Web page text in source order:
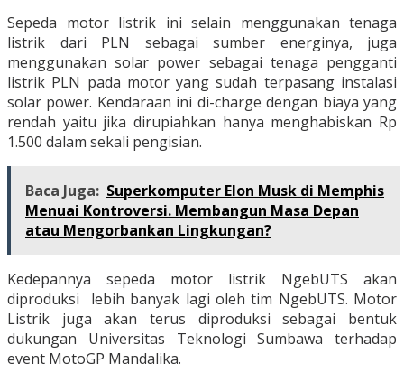
Sepeda motor listrik ini selain menggunakan tenaga
listrik dari PLN sebagai sumber energinya, juga
menggunakan solar power sebagai tenaga pengganti
listrik PLN pada motor yang sudah terpasang instalasi
solar power. Kendaraan ini di-charge dengan biaya yang
rendah yaitu jika dirupiahkan hanya menghabiskan Rp
1.500 dalam sekali pengisian.
Baca Juga: Superkomputer Elon Musk di Memphis
Menuai Kontroversi. Membangun Masa Depan
atau Mengorbankan Lingkungan?
Kedepannya sepeda motor listrik NgebUTS akan
diproduksi lebih banyak lagi oleh tim NgebUTS. Motor
Listrik juga akan terus diproduksi sebagai bentuk
dukungan Universitas Teknologi Sumbawa terhadap
event MotoGP Mandalika.